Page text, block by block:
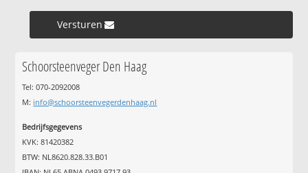
Versturen »
Schoorsteenveger Den Haag
Tel: 070-2092008
M: info@schoorsteenvegerdenhaag.nl
Bedrijfsgegevens
KVK: 81420382
BTW: NL8620.828.33.B01